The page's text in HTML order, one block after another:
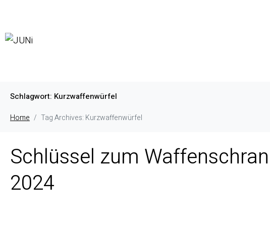
Schlagwort: Kurzwaffenwürfel
Home Tag Archives: Kurzwaffenwürfel
Schlüssel zum
2024